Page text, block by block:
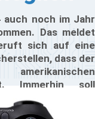
auch noch im Jahr
Das meldet
sich auf eine
dass der
Immerhin soll
auf den Markt